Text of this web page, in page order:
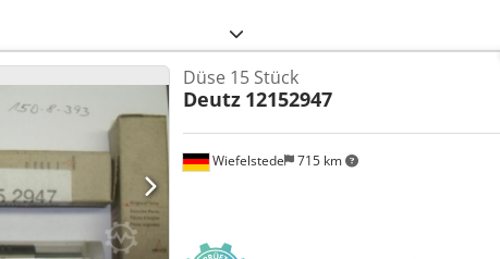
Wiefelstede 715 km
Düse 15 Stück
Deutz 12152947